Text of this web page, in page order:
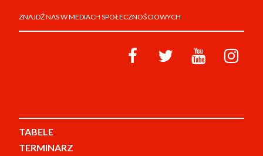
ZNAJDŹ NAS W MEDIACH SPOŁECZNOŚCIOWYCH
TABELE
TERMINARZ